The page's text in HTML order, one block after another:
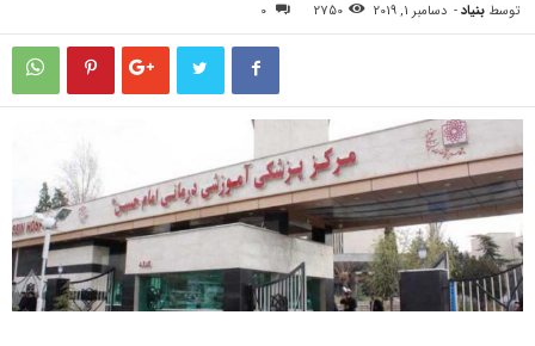
توسط بنیاد- دسامبر 1, 2019 2750
0